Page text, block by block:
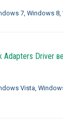
7, Windows 8,
Adapters Driver
Vista,